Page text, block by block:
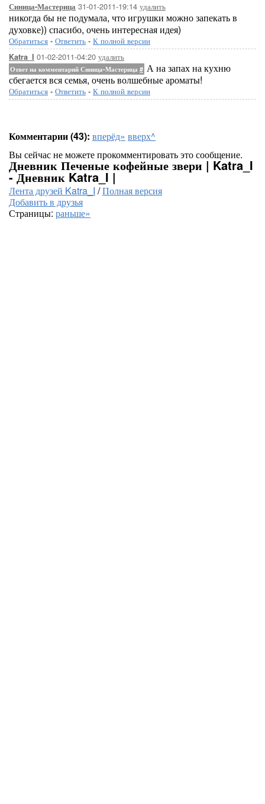
Синица-Мастерица 31-01-2011-19:14 удалить
никогда бы не подумала, что игрушки можно запекать в
духовке)) спасибо, очень интересная идея)
Обратиться - Ответить - К полной версии
Katra_I 01-02-2011-04:20 удалить
Ответ на комментарий Синица-Мастерица # А на запах на кухню
сбегается вся семья, очень волшебные ароматы!
Обратиться - Ответить - К полной версии
Комментарии (43): вперёд» вверх^
Вы сейчас не можете прокомментировать это сообщение.
Дневник Печеные кофейные звери | Katra_I
- Дневник Katra_I |
Лента друзей Katra_I /Полная версия
Добавить в друзья
Страницы: раньше»